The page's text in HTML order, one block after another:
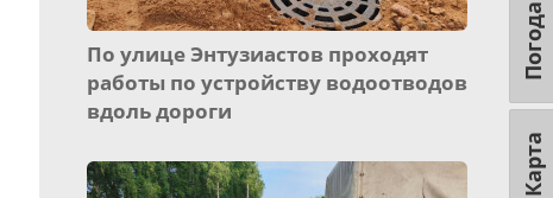
По улице Энтузиастов проходят
работы по устройству водоотводов
вдоль дороги
Карта
Погода